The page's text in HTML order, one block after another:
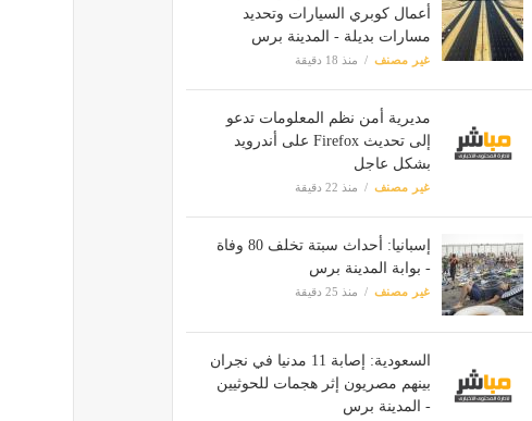
أعمال كوبري السيارات وتحديد
مسارات بديلة - المدينة برس
غير مصنف منذ 18 دقيقة
مديرية أمن نظم المعلومات تدعو
إلى تحديث Firefox على أندرويد
بشكل عاجل
غير مصنف منذ 22 دقيقة
إسبانيا: أحداث سبتة تخلف 80 وفاة
- بوابة المدينة برس
غير مصنف منذ 25 دقيقة
السعودية: إصابة 11 مدنيا في نجران
بينهم مصريون إثر هجمات للحوثيين
- المدينة برس